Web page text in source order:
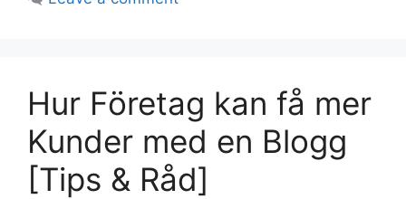
Hur Företag kan få mer
Kunder med en Blogg
[Tips & Råd]